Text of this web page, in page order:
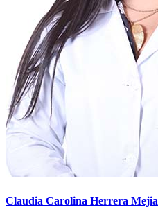
Claudia Carolina Herrera Mejia